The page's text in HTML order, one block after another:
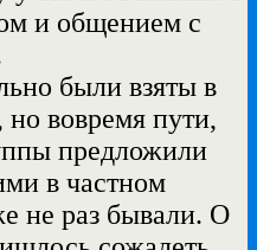
и общением с
были взяты в
но вовремя пути,
предложили
в частном
не раз бывали. О